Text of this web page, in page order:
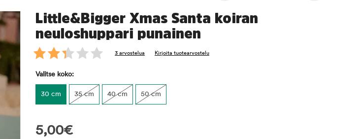
Little&Bigger Xmas Santa koiran
neuloshuppari punainen
3 arvostelua Kirjoita tuotearvostelu
Valitse koko:
30 cm 35 cm 40 cm 50 cm
5,00€